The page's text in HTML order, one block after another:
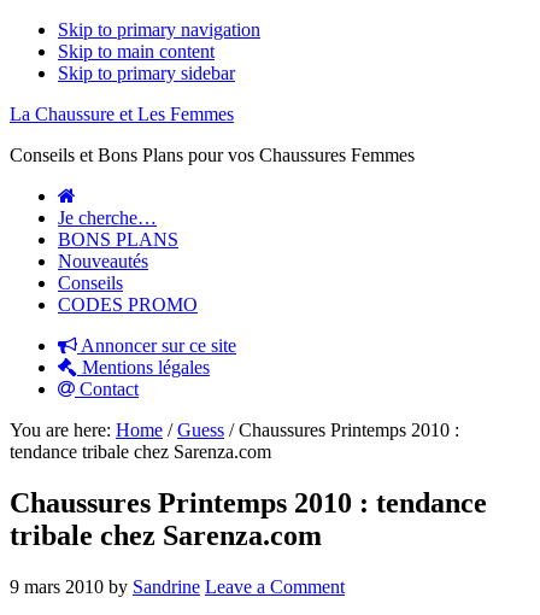
Skip to primary navigation
Skip to main content
Skip to primary sidebar
La Chaussure et Les Femmes
Conseils et Bons Plans pour vos Chaussures Femmes
Je cherche…
BONS PLANS
Nouveautés
Conseils
CODES PROMO
Annoncer sur ce site
Mentions légales
Contact
You are here: Home / Guess /Chaussures Printemps 2010 :
tendance tribale chez Sarenza.com
Chaussures Printemps 2010 : tendance
tribale chez Sarenza.com
9 mars 2010 by Sandrine Leave a Comment